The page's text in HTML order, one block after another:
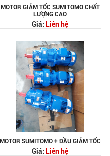
MOTOR GIẢM TỐC SUMITOMO CHẤT
LƯỢNG CAO
Giá: Liên hệ
MOTOR SUMITOMO + ĐẦU GIẢM TỐC
Giá: Liên hệ